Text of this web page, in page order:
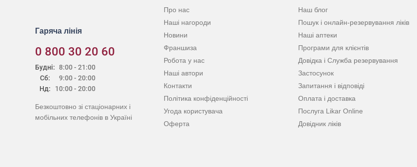
Гаряча лінія
0 800 30 20 60
Будні:
Сб:
Нд:
8:00 - 21:00
9:00 - 20:00
10:00 - 20:00
Безкоштовно зі стаціонарних і
мобільних телефонів в Україні
Про нас
Наші нагороди
Новини
Франшиза
Робота у нас
Наші автори
Контакти
Політика конфіденційності
Угода користувача
Оферта
Наш блог
Пошук і онлайн-резервування ліків
Наші аптеки
Програми для клієнтів
Довідка і Служба резервування
Застосунок
Запитання і відповіді
Оплата і доставка
Послуга Likar Online
Довідник ліків